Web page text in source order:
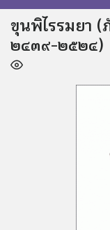
ขุนพิไรรมยา
๒๔๓๙-๒๕๒๔)